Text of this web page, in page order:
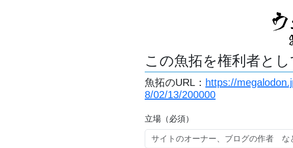
この魚拓を権利者と
魚拓のURL： https://
8/02/13/200000
立場（必須）